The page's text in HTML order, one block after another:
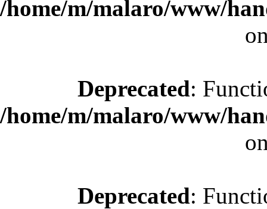
/home/m/malaro/www/
Deprecated:
/home/m/malaro/www/
Deprecated: